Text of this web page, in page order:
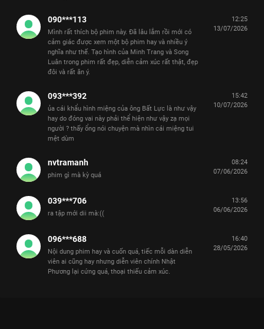
090***113
Mình rất thích bộ phim này. Đã lâu lắm rồi mới có
cảm giác được xem một bộ phim hay và nhiều ý
nghĩa như thế. Tạo hình của Minh Trang và Song
Luân trong phim rất đẹp, diễn cảm xúc rất thật, đẹp
đôi và rất ăn ý.
12:25
13/07/2026
093***392
ủa cái khẩu hình miệng của ông Bất Lực là như vậy
hay do đóng vai này phải thể hiện như vậy zạ mọi
người ? thấy ổng nói chuyện mà nhìn cái miệng tui
mệt dùm
15:42
10/07/2026
nvtramanh
phim gì mà kỳ quá
08:24
07/06/2026
039***706
ra tập mới dii mà:((
13:56
06/06/2026
096***688
Nội dung phim hay và cuốn quá, tiếc mỗi dàn diễn
viên ai cũng hay nhưng diễn viên chính Nhật
Phương lại cứng quá, thoại thiếu cảm xúc.
16:40
28/05/2026